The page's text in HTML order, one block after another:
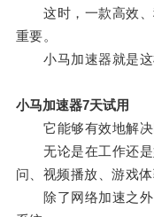
这时，一款高效、
重要。
小马加速器就是这
小马加速器7天试用
它能够有效地解决
无论是在工作还是
问、视频播放、游戏
除了网络加速之外